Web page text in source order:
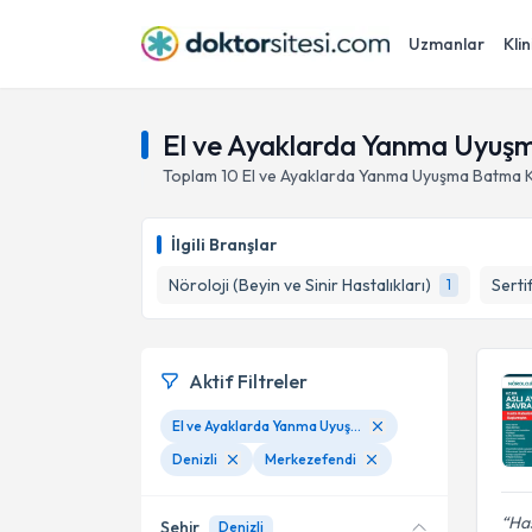
Uzmanlar
El ve Ayaklarda Yanma
Toplam 10 El ve Ayaklarda Yanma Uyuşma Batma
İlgili Branşlar
Nöroloji (Beyin ve Sinir Hastalıkları)
1
Aktif Filtreler
El ve Ayaklarda Yanma Uyuşma Batma Karıncalanma
Denizli
Merkezefendi
Şehir Denizli